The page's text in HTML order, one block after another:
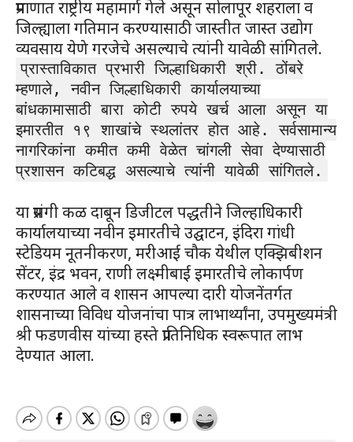
प्रमाणात राष्ट्रीय महामार्ग गेले असून सोलापूर शहराला व
जिल्ह्याला गतिमान करण्यासाठी जास्तीत जास्त उद्योग
व्यवसाय येणे गरजेचे असल्याचे त्यांनी यावेळी सांगितले.
प्रास्ताविकात प्रभारी जिल्हाधिकारी श्री. ठोंबरे
म्हणाले, नवीन जिल्हाधिकारी कार्यालयाच्या
बांधकामासाठी बारा कोटी रुपये खर्च आला असून या
इमारतीत १९ शाखांचे स्थलांतर होत आहे. सर्वसामान्य
नागरिकांना कमीत कमी वेळेत चांगली सेवा देण्यासाठी
प्रशासन कटिबद्ध असल्याचे त्यांनी यावेळी सांगितले.
या प्रसंगी कळ दाबून डिजीटल पद्धतीने जिल्हाधिकारी
कार्यालयाच्या नवीन इमारतीचे उद्घाटन, इंदिरा गांधी
स्टेडियम नूतनीकरण, मरीआई चौक येथील एक्झिबीशन
सेंटर, इंद्र भवन, राणी लक्ष्मीबाई इमारतीचे लोकार्पण
करण्यात आले व शासन आपल्या दारी योजनेंतर्गत
शासनाच्या विविध योजनांचा पात्र लाभार्थ्यांना, उपमुख्यमंत्री
श्री फडणवीस यांच्या हस्ते प्रातिनिधिक स्वरूपात लाभ
देण्यात आला.